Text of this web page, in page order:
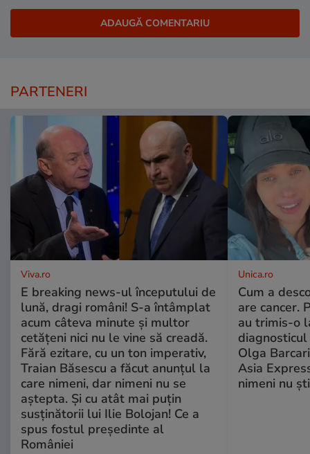
PARTENERI
Viva.ro
E breaking news-ul începutului de
lună, dragi români! S-a întâmplat
acum câteva minute și multor
cetățeni nici nu le vine să creadă.
Fără ezitare, cu un ton imperativ,
Traian Băsescu a făcut anunțul la
care nimeni, dar nimeni nu se
aștepta. Și cu atât mai puțin
susținătorii lui Ilie Bolojan! Ce a
spus fostul președinte al
României
Unica.ro
Cum a
are cancer.
au trimis-o
Olga
Asia
nimeni nu